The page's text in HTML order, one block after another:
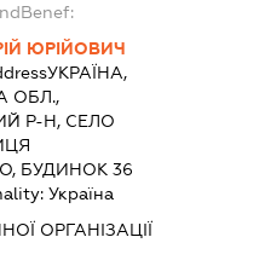
ЮРІЙОВИЧ
УКРАЇНА,
ОБЛ.,
Р-Н, СЕЛО
БУДИНОК 36
Україна
ОРГАНІЗАЦІЇ